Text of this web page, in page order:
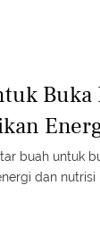
Buka
buah untuk
dan